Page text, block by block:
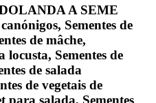
DOLANDA A SEME
Sementes de
de mâche,
locusta, Sementes de
de salada
de vegetais de
salada, Sementes